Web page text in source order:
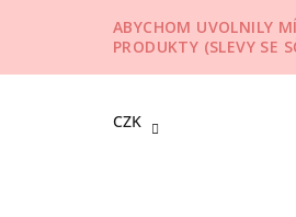
ABYCHOM UVOLNILY
PRODUKTY (SLEVY SE
CZK